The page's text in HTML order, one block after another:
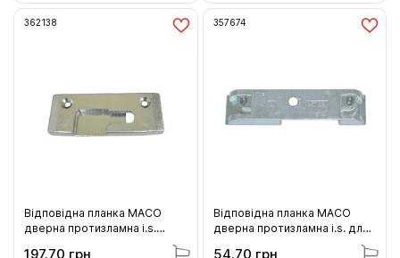
362138
Відповідна планка MACO
дверна протизламна i.s.
197.70 грн
357674
Відповідна планка MACO
дверна протизламна i.s. для
дерева з 4 мм фальцлюфтом
54.70 грн